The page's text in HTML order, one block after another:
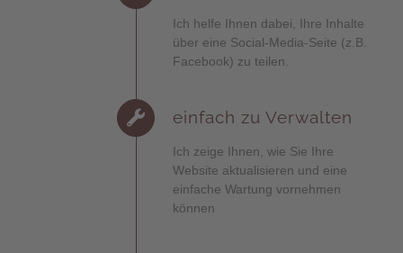
Ich helfe Ihnen dabei, Ihre Inhalte
über eine Social-Media-Seite (z.B.
Facebook) zu teilen.
einfach zu Verwalten
Ich zeige Ihnen, wie Sie Ihre
Website aktualisieren und eine
einfache Wartung vornehmen
können